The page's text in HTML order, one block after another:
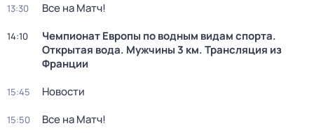
13:30 Все на Матч!
14:10
Чемпионат Европы по водным видам спорта.
Открытая вода. Мужчины 3 км. Трансляция из
Франции
15:45 Новости
15:50 Все на Матч!